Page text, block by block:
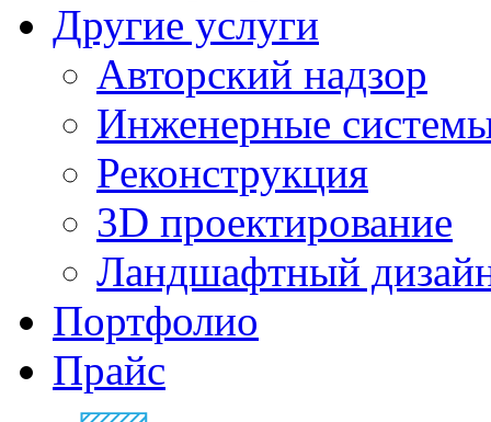
Другие услуги
Авторский надзор
Инженерные
Реконструкция
3D проектирование
Ландшафтный
Портфолио
Прайс